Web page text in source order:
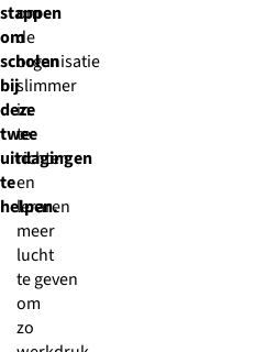
stappen
om
scholen
bij
deze
twee
uitdagingen
te
helpen.
om
de
organisatie
slimmer
in
te
richten
en
leraren
meer
lucht
te geven
om
zo